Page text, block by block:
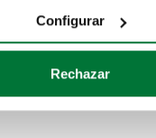
dispositivo
características
sobre cómo
Configurar
Rechazar